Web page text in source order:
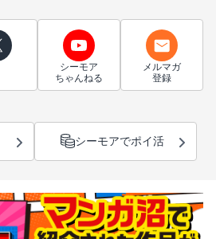
シーモア
ちゃんねる
メルマガ
登録
シーモアでポイ活